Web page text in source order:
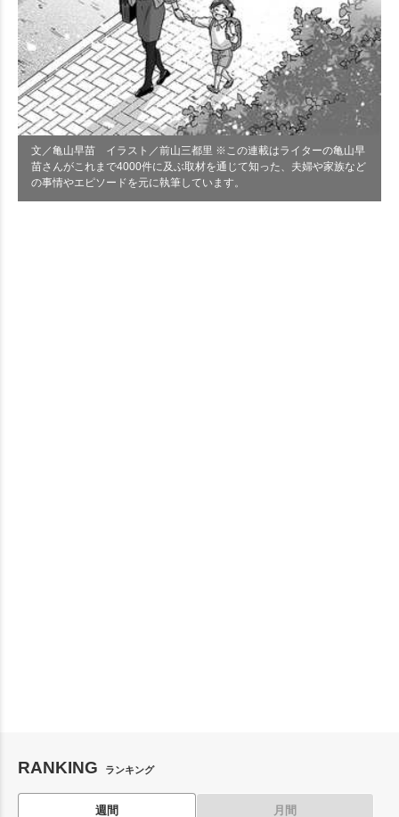
文／亀山早苗 イラスト／前山三都里 ※この連載はライターの亀山早
苗さんがこれまで4000件に及ぶ取材を通じて知った、夫婦や家族など
の事情やエピソードを元に執筆しています。
RANKING ランキング
週間 月間